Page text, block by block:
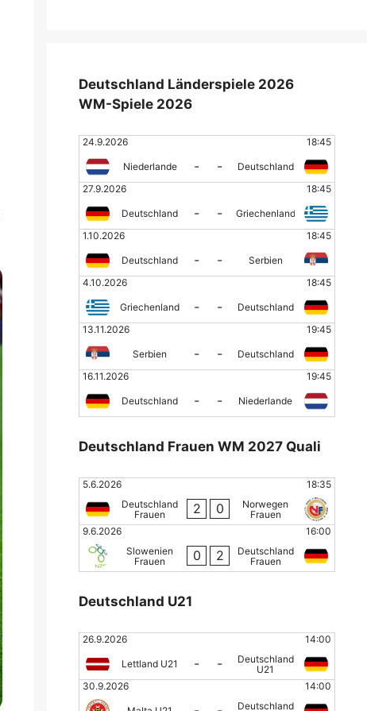
Deutschland Länderspiele 2026
WM-Spiele 2026
24.9.2026 18:45
Niederlande - -
Deutschland
27.9.2026
18:45
Deutschland - -
Griechenland
1.10.2026
18:45
Deutschland - -
Serbien
4.10.2026
18:45
Griechenland - -
Deutschland
13.11.2026
19:45
Serbien - -
Deutschland
16.11.2026
19:45
Deutschland - - Niederlande
Deutschland Frauen WM 2027 Quali
5.6.2026
18:35
Deutschland
Frauen
2 0
Norwegen
Frauen
9.6.2026
16:00
Slowenien
Frauen
0 2
Deutschland
Frauen
Deutschland U21
26.9.2026 14:00
Lettland U21 - -
Deutschland
U21
30.9.2026
14:00
Deutschland